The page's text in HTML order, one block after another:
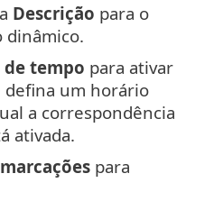
Descrição para o
dinâmico.
de tempo para ativar
defina um horário
a correspondência
ativada.
para